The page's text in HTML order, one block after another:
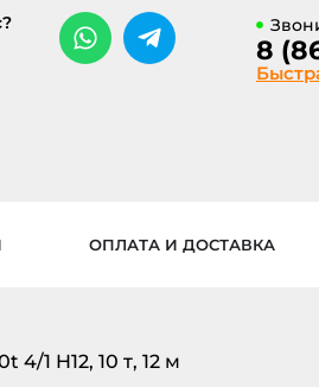
8
ОПЛАТА И ДОСТАВКА
1 H12, 10 т, 12 м